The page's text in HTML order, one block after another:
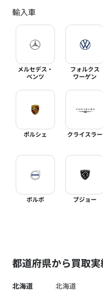
輸入車
メルセデス・
ベンツ
フォルクス
ワーゲン
ポルシェ クライスラー
ボルボ プジョー
都道府県から買取
北海道 北海道